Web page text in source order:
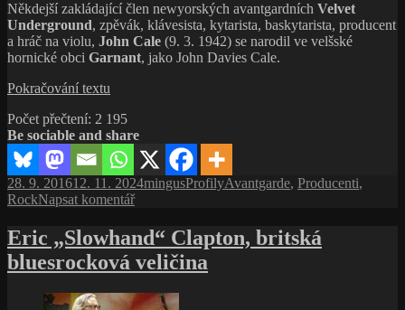
Někdejší zakládající člen newyorských avantgardních Velvet
Underground, zpěvák, klávesista, kytarista, baskytarista, producent
a hráč na violu, John Cale (9. 3. 1942) se narodil ve velšské
hornické obci Garnant, jako John Davies Cale.
Pokračování textu
strach
je
nejlepším
lidským
přítelem
Počet přečtení: 2 195
Be sociable and share
Publikováno:
28. 9. 201612. 11. 2024Autor:
mingusRubriky:
ProfilyŠtítky:
Avantgarde, Producenti,
RockNapsat komentářpro
názvem
John
strach
Eric „Slowhand“ Clapton, britská
bluesrocková veličina